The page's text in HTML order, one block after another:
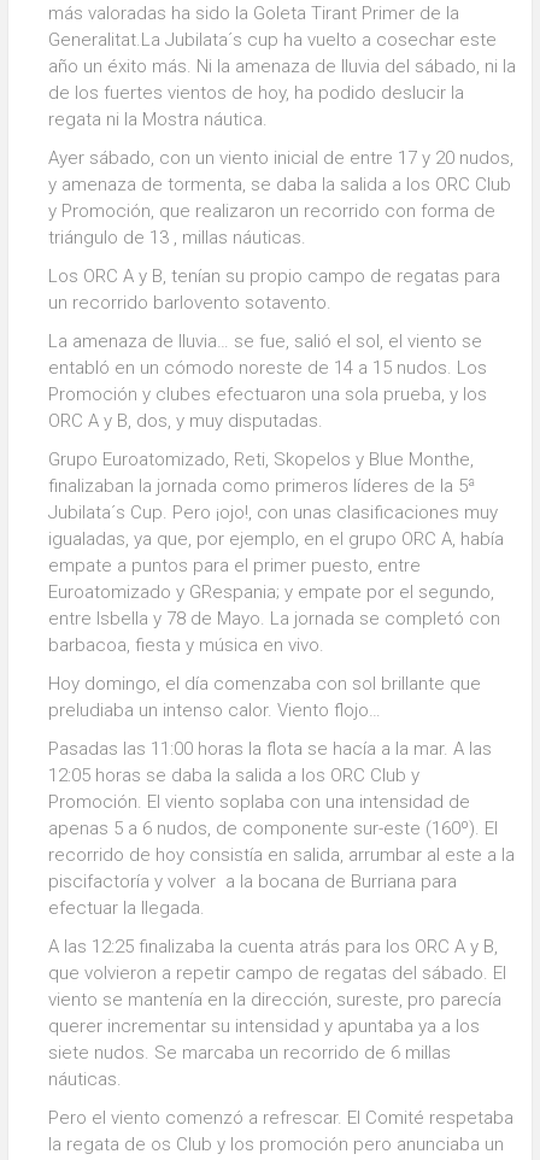
más valoradas ha sido la Goleta Tirant Primer de la
Generalitat.La Jubilata´s cup ha vuelto a cosechar este
año un éxito más. Ni la amenaza de lluvia del sábado, ni la
de los fuertes vientos de hoy, ha podido deslucir la
regata ni la Mostra náutica.
Ayer sábado, con un viento inicial de entre 17 y 20 nudos,
y amenaza de tormenta, se daba la salida a los ORC Club
y Promoción, que realizaron un recorrido con forma de
triángulo de 13 , millas náuticas.
Los ORC A y B, tenían su propio campo de regatas para
un recorrido barlovento sotavento.
La amenaza de lluvia… se fue, salió el sol, el viento se
entabló en un cómodo noreste de 14 a 15 nudos. Los
Promoción y clubes efectuaron una sola prueba, y los
ORC A y B, dos, y muy disputadas.
Grupo Euroatomizado, Reti, Skopelos y Blue Monthe,
finalizaban la jornada como primeros líderes de la 5ª
Jubilata´s Cup. Pero ¡ojo!, con unas clasificaciones muy
igualadas, ya que, por ejemplo, en el grupo ORC A, había
empate a puntos para el primer puesto, entre
Euroatomizado y GRespania; y empate por el segundo,
entre Isbella y 78 de Mayo. La jornada se completó con
barbacoa, fiesta y música en vivo.
Hoy domingo, el día comenzaba con sol brillante que
preludiaba un intenso calor. Viento flojo…
Pasadas las 11:00 horas la flota se hacía a la mar. A las
12:05 horas se daba la salida a los ORC Club y
Promoción. El viento soplaba con una intensidad de
apenas 5 a 6 nudos, de componente sur-este (160º). El
recorrido de hoy consistía en salida, arrumbar al este a la
piscifactoría y volver a la bocana de Burriana para
efectuar la llegada.
A las 12:25 finalizaba la cuenta atrás para los ORC A y B,
que volvieron a repetir campo de regatas del sábado. El
viento se mantenía en la dirección, sureste, pro parecía
querer incrementar su intensidad y apuntaba ya a los
siete nudos. Se marcaba un recorrido de 6 millas
náuticas.
Pero el viento comenzó a refrescar. El Comité respetaba
la regata de os Club y los promoción pero anunciaba un